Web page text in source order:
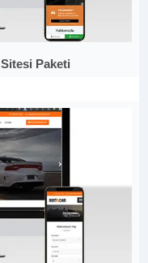
Paketi